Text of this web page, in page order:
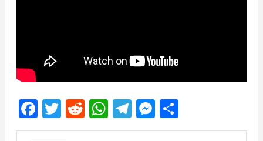
Facebook
Twitter
Reddit
WhatsApp
Telegram
Messenger
Share